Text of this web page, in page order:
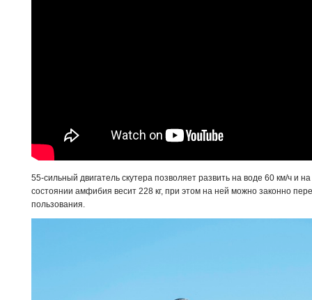
55-сильный двигатель скутера позволяет развить на воде 60 км/ч и
состоянии амфибия весит 228 кг, при этом на ней можно законно
пользования.